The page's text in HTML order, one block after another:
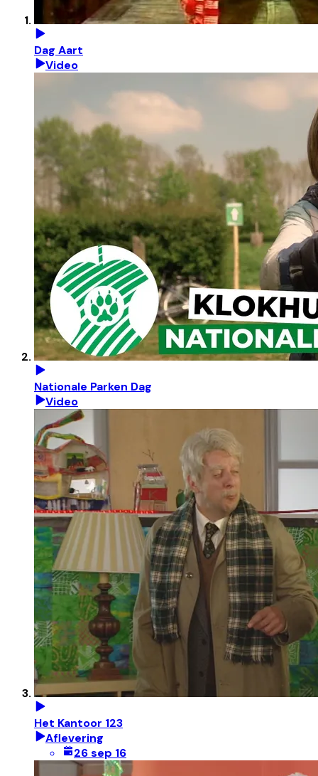
Dag Aart
Video
Nationale Parken Dag
Video
Het Kantoor 123
Aflevering
26 sep 16